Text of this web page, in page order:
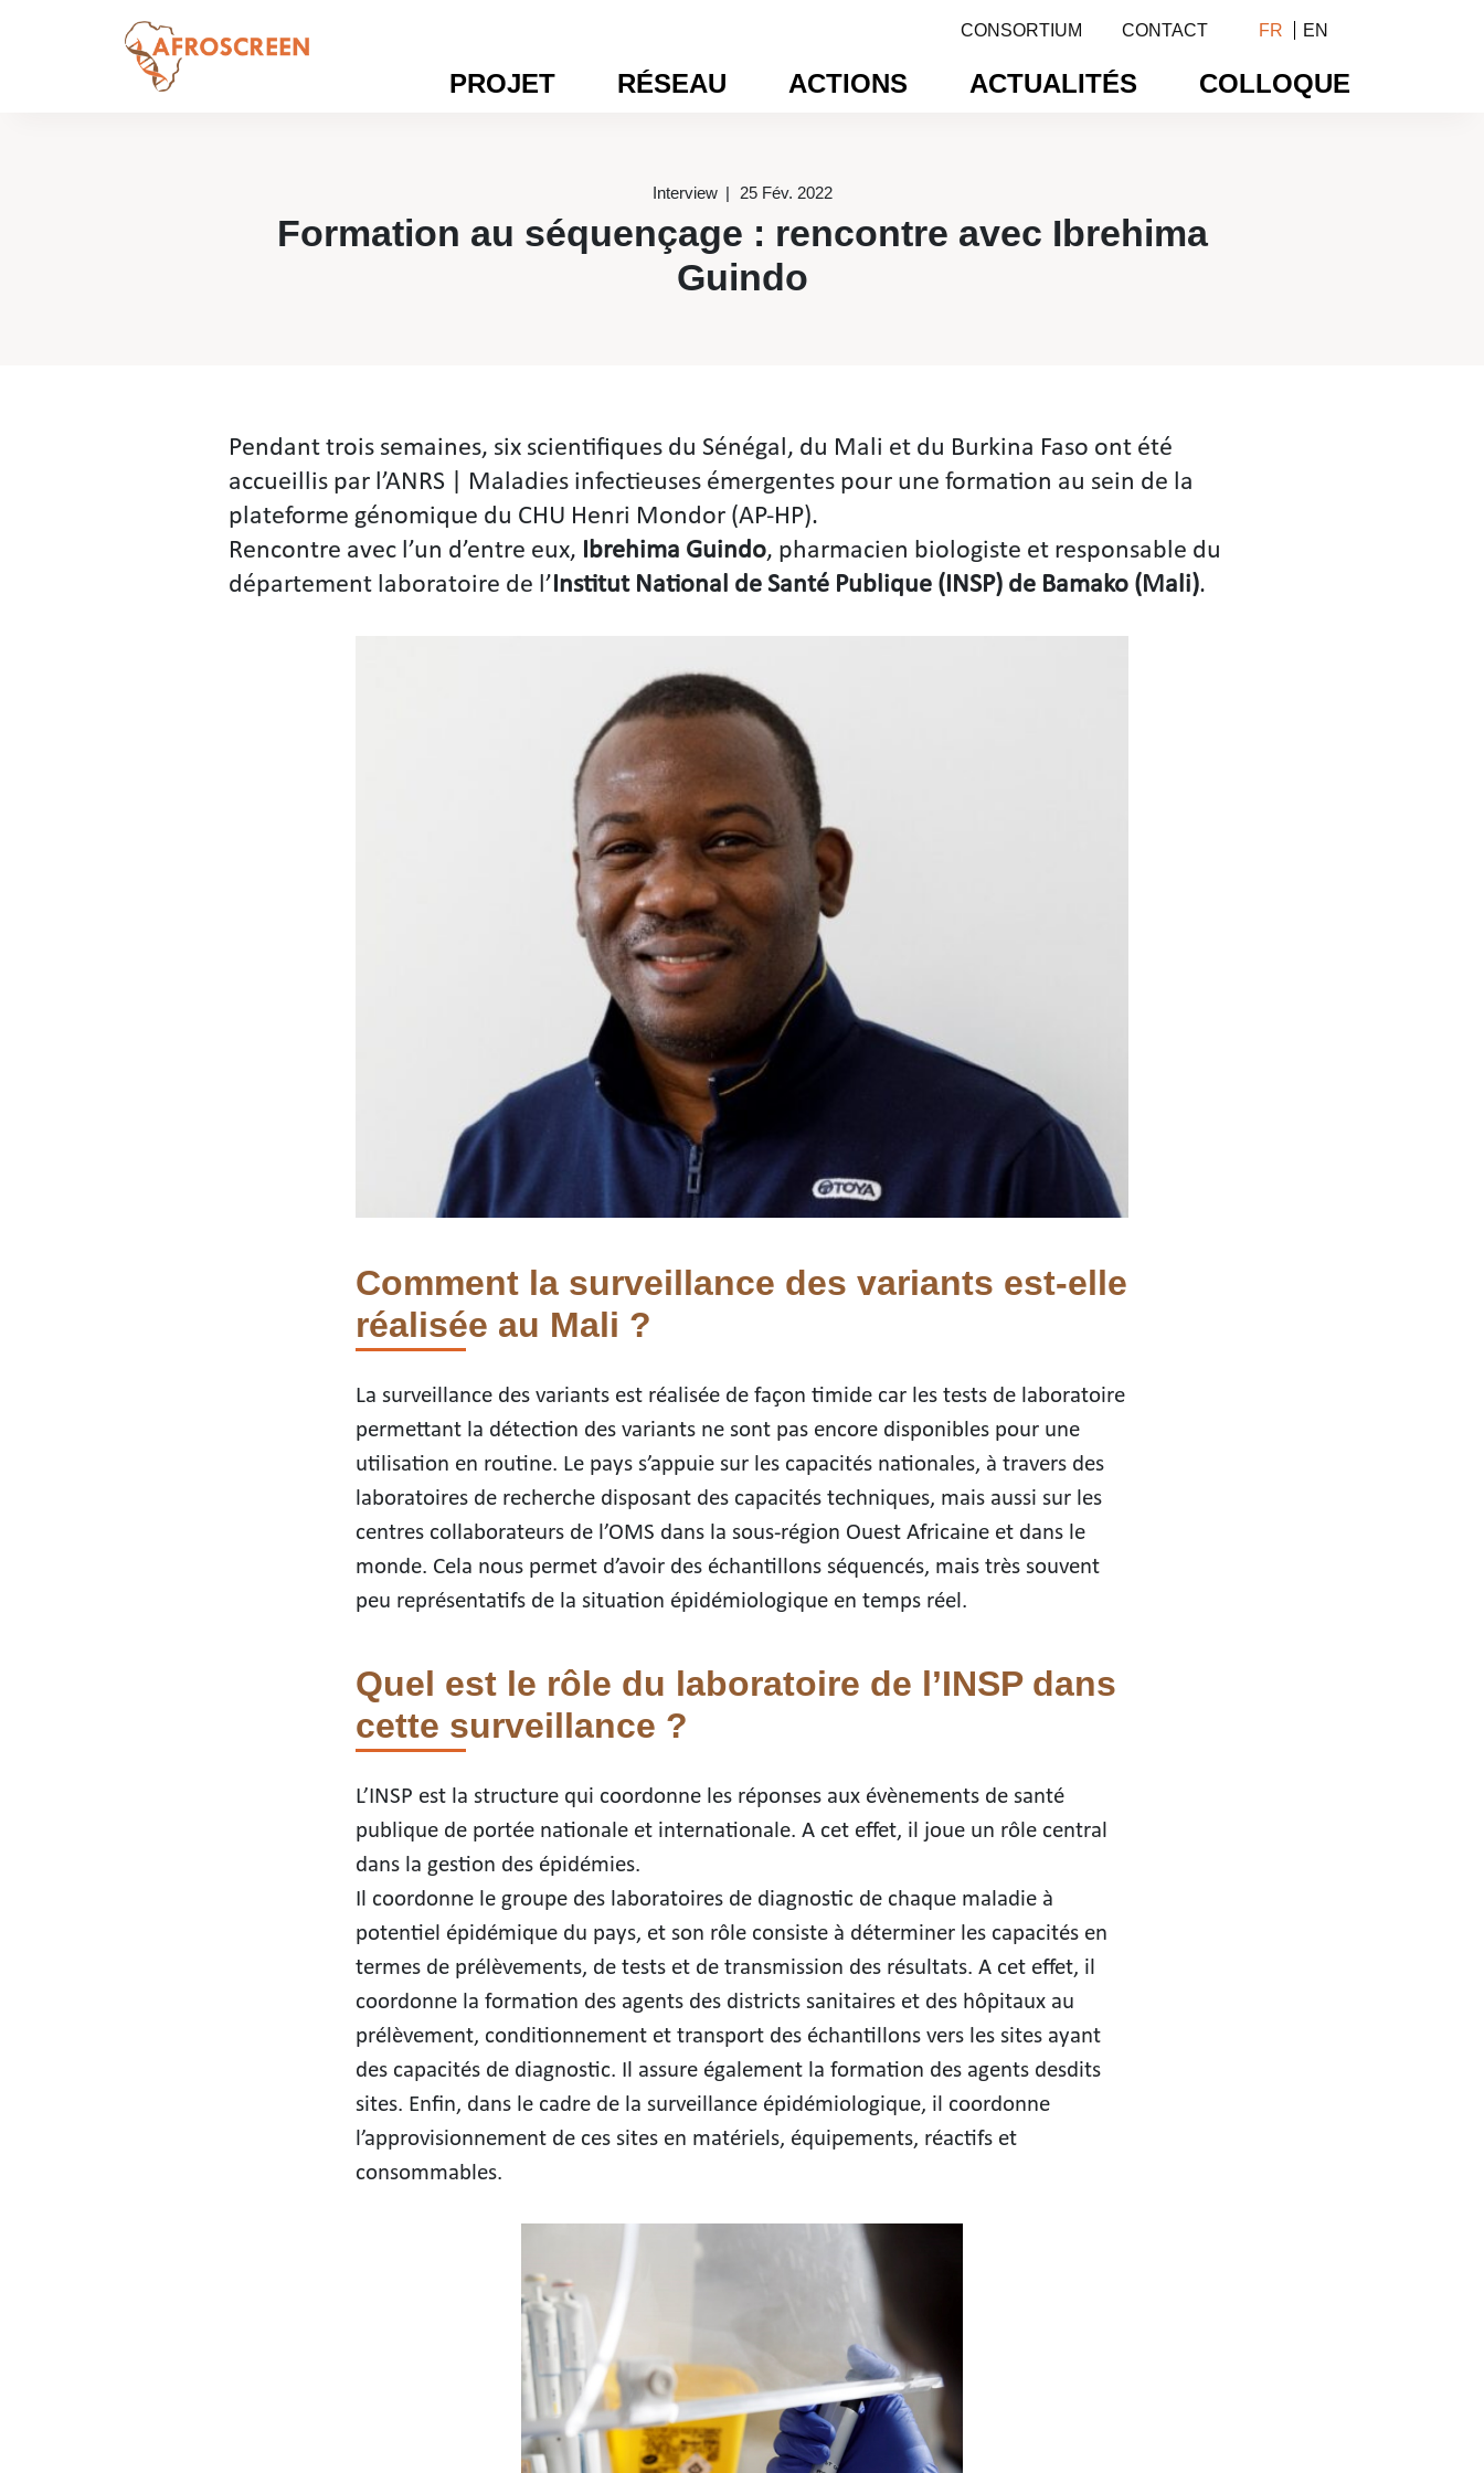
CONSORTIUM CONTACT FR EN
PROJET RÉSEAU ACTIONS ACTUALITÉS COLLOQUE
Interview 25 Fév. 2022
Formation au séquençage : rencontre avec Ibrehima
Guindo
Pendant trois semaines, six scientifiques du Sénégal, du Mali et du Burkina Faso ont été
accueillis par l’ANRS | Maladies infectieuses émergentes pour une formation au sein de la
plateforme génomique du CHU Henri Mondor (AP-HP).
Rencontre avec l’un d’entre eux, Ibrehima Guindo, pharmacien biologiste et responsable du
département laboratoire de l’Institut National de Santé Publique (INSP) de Bamako (Mali).
Comment la surveillance des variants est-elle
réalisée au Mali ?
La surveillance des variants est réalisée de façon timide car les tests de laboratoire
permettant la détection des variants ne sont pas encore disponibles pour une
utilisation en routine. Le pays s’appuie sur les capacités nationales, à travers des
laboratoires de recherche disposant des capacités techniques, mais aussi sur les
centres collaborateurs de l’OMS dans la sous-région Ouest Africaine et dans le
monde. Cela nous permet d’avoir des échantillons séquencés, mais très souvent
peu représentatifs de la situation épidémiologique en temps réel.
Quel est le rôle du laboratoire de l’INSP dans
cette surveillance ?
L’INSP est la structure qui coordonne les réponses aux évènements de santé
publique de portée nationale et internationale. A cet effet, il joue un rôle central
dans la gestion des épidémies.
Il coordonne le groupe des laboratoires de diagnostic de chaque maladie à
potentiel épidémique du pays, et son rôle consiste à déterminer les capacités en
termes de prélèvements, de tests et de transmission des résultats. A cet effet, il
coordonne la formation des agents des districts sanitaires et des hôpitaux au
prélèvement, conditionnement et transport des échantillons vers les sites ayant
des capacités de diagnostic. Il assure également la formation des agents desdits
sites. Enfin, dans le cadre de la surveillance épidémiologique, il coordonne
l’approvisionnement de ces sites en matériels, équipements, réactifs et
consommables.